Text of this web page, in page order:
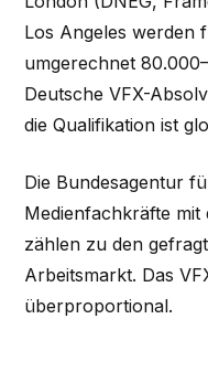
Los Angeles werden
umgerechnet
Deutsche VFX-
die Qualifikation ist
Die Bundesagentur
Medienfachkräfte mit
zählen zu den
Arbeitsmarkt. Das
überproportional.